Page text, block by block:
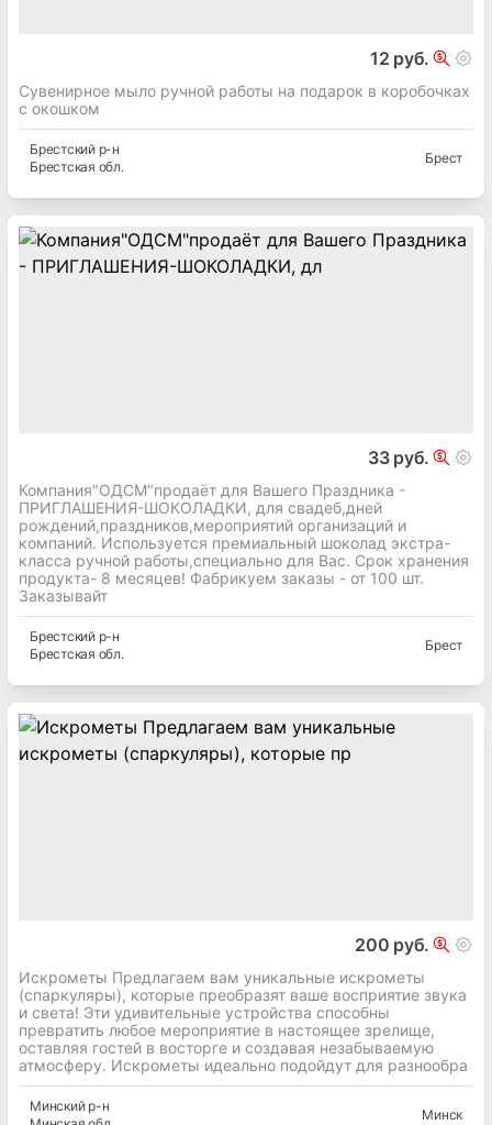
12 руб.
Сувенирное мыло ручной работы на подарок в коробочках
с окошком
Брестскийр-н
Брестская обл.
Брест
33 руб.
Компания"ОДСМ"продаёт для Вашего Праздника -
ПРИГЛАШЕНИЯ-ШОКОЛАДКИ, для свадеб,дней
рождений,праздников,мероприятий организаций и
компаний. Используется премиальный шоколад экстра-
класса ручной работы,специально для Вас. Срок хранения
продукта- 8 месяцев! Фабрикуем заказы - от 100 шт.
Заказывайт
Брестскийр-н
Брестская обл.
Брест
200 руб.
Искрометы Предлагаем вам уникальные искрометы
(спаркуляры), которые преобразят ваше восприятие звука
и света! Эти удивительные устройства способны
превратить любое мероприятие в настоящее зрелище,
оставляя гостей в восторге и создавая незабываемую
атмосферу. Искрометы идеально подойдут для разнообра
Минскийр-н
Минск